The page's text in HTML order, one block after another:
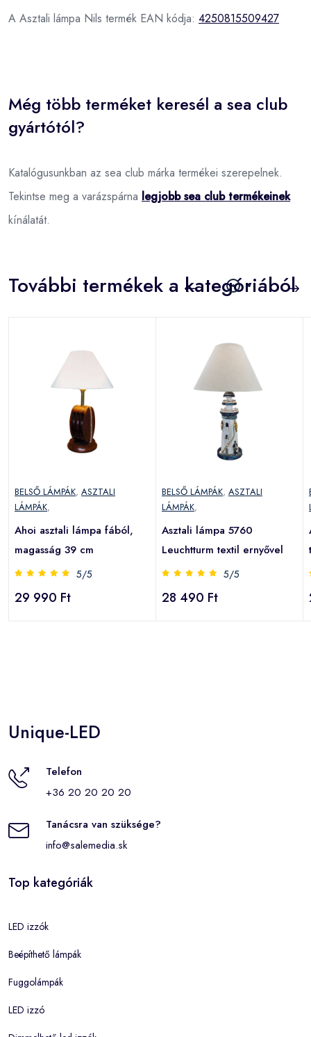
A Asztali lámpa Nils termék EAN kódja: 4250815509427
Még több terméket keresél a sea club
gyártótól?
Katalógusunkban az sea club márka termékei szerepelnek.
Tekintse meg a varázspárna legjobb sea club termékeinek
kínálatát.
További termékek a kategóriából
BELSŐ LÁMPÁK, ASZTALI
LÁMPÁK,
Ahoi asztali lámpa fából,
magasság 39 cm
5/5
29 990 Ft
BELSŐ LÁMPÁK, ASZTALI
LÁMPÁK,
Asztali lámpa 5760
Leuchtturm textil ernyővel
5/5
28 490 Ft
Unique-LED
Telefon
+36 20 20 20 20
Tanácsra van szüksége?
info@salemedia.sk
Top kategóriák
LED izzók
Beépíthető lámpák
Fuggolámpák
LED izzó